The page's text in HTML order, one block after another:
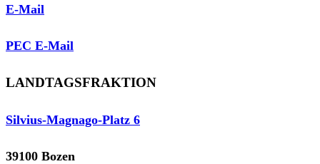
E-Mail
PEC E-Mail
LANDTAGSFRAKTION
Silvius-Magnago-Platz 6
39100 Bozen